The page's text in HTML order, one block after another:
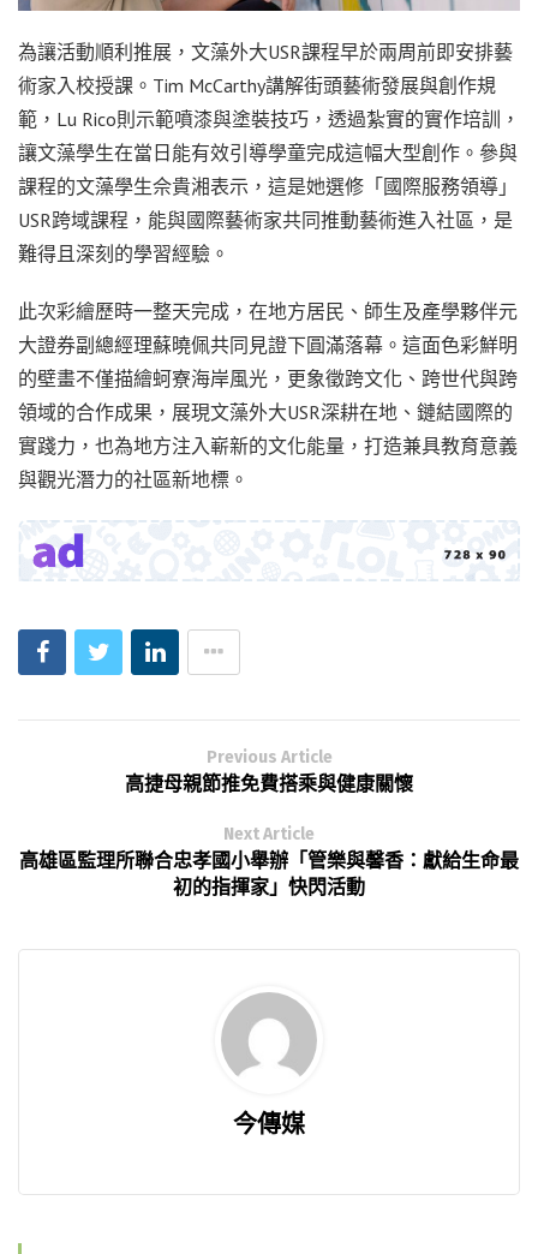
為讓活動順利推展，文藻外大USR課程早於兩周前即安排藝
術家入校授課。Tim McCarthy講解街頭藝術發展與創作規
範，Lu Rico則示範噴漆與塗裝技巧，透過紮實的實作培訓，
讓文藻學生在當日能有效引導學童完成這幅大型創作。參與
課程的文藻學生佘貴湘表示，這是她選修「國際服務領導」
USR跨域課程，能與國際藝術家共同推動藝術進入社區，是
難得且深刻的學習經驗。
此次彩繪歷時一整天完成，在地方居民、師生及產學夥伴元
大證券副總經理蘇曉佩共同見證下圓滿落幕。這面色彩鮮明
的壁畫不僅描繪蚵寮海岸風光，更象徵跨文化、跨世代與跨
領域的合作成果，展現文藻外大USR深耕在地、鏈結國際的
實踐力，也為地方注入嶄新的文化能量，打造兼具教育意義
與觀光潛力的社區新地標。
Previous Article
高捷母親節推免費搭乘與健康關懷
Next Article
高雄區監理所聯合忠孝國小舉辦「管樂與馨香：獻給生命最
初的指揮家」快閃活動
今傳媒